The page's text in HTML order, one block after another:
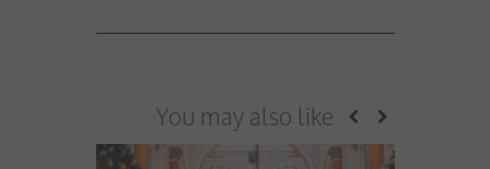
You may also like